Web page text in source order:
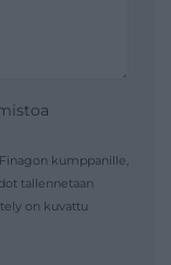
kumppanille,
tallennetaan
on kuvattu